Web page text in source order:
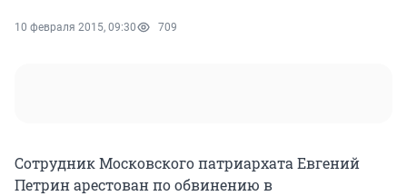
10 февраля 2015, 09:30 709
Сотрудник Московского патриархата Евгений
Петрин арестован по обвинению в